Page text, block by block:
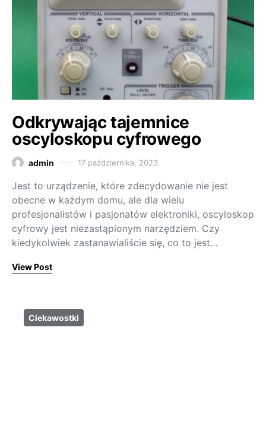
Odkrywając tajemnice
oscyloskopu cyfrowego
admin 17 października, 2023
Jest to urządzenie, które zdecydowanie nie jest
obecne w każdym domu, ale dla wielu
profesjonalistów i pasjonatów elektroniki, oscyloskop
cyfrowy jest niezastąpionym narzędziem. Czy
kiedykolwiek zastanawialiście się, co to jest…
View Post
Ciekawostki